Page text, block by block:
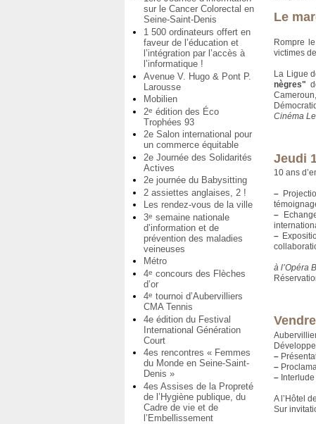
sur le Cancer Colorectal en
Seine-Saint-Denis
1 500 ordinateurs offert en
faveur de l’éducation et
l’intégration par l’accès à
l’informatique !
Avenue V. Hugo & Pont P.
Larousse
Mobilien
2e édition des Éco
Trophées 93
2e Salon international pour
un commerce équitable
2e Journée des Solidarités
Actives
2e journée du Babysitting
2 assiettes anglaises, 2 !
Les rendez-vous de la ville
3e semaine nationale
d’information et de
prévention des maladies
veineuses
Métro
4e concours des Flèches
d’or
4e tournoi d’Aubervilliers
CMA Tennis
4e édition du Festival
International Génération
Court
4es rencontres « Femmes
du Monde en Seine-Saint-
Denis »
4es Assises de la Propreté
de l’Hygiène publique, du
Cadre de vie et de
l’Embellissement
Le
Rompre
victimes
La Ligue
nègres"
Cinéma
Jeudi
10 ans
–
–
–
à l’Opéra
–
–
–
A l’Hôtel
Sur